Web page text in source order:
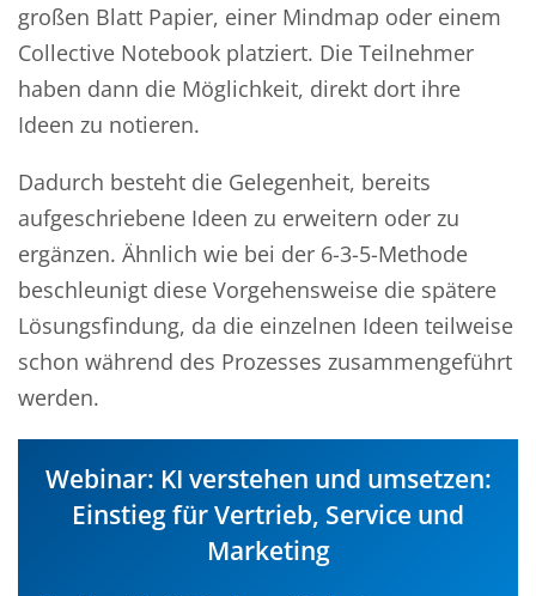
großen Blatt Papier, einer Mindmap oder einem
Collective Notebook platziert. Die Teilnehmer
haben dann die Möglichkeit, direkt dort ihre
Ideen zu notieren.
Dadurch besteht die Gelegenheit, bereits
aufgeschriebene Ideen zu erweitern oder zu
ergänzen. Ähnlich wie bei der 6-3-5-Methode
beschleunigt diese Vorgehensweise die spätere
Lösungsfindung, da die einzelnen Ideen teilweise
schon während des Prozesses zusammengeführt
werden.
Webinar: KI verstehen und umsetzen:
Einstieg für Vertrieb, Service und
Marketing